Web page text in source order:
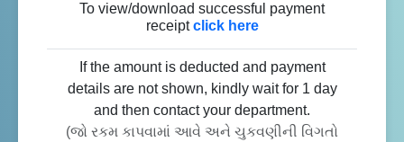
To view/download successful payment
receiptclick here
If the amount is deducted and payment
details are not shown, kindly wait for 1 day
and then contact your department.
(જો રકમ કાપવામાં આવે અને ચુકવણીની વિગતો